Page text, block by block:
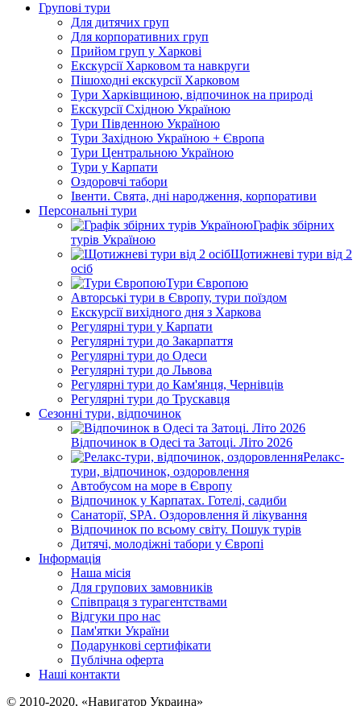
Групові тури
Для дитячих груп
Для корпоративних груп
Прийом груп у Харкові
Екскурсії Харковом та навкруги
Пішоходні екскурсії Харковом
Тури Харківщиною, відпочинок на природі
Екскурсії Східною Україною
Тури Південною Україною
Тури Західною Україною + Європа
Тури Центральною Україною
Тури у Карпати
Оздоровчі табори
Івенти. Свята, дні народження, корпоративи
Персональні тури
Графік збірних
турів Україною
Щотижневі тури від 2
осіб
Тури Європою
Авторські тури в Європу, тури поїздом
Екскурсії вихідного дня з Харкова
Регулярні тури у Карпати
Регулярні тури до Закарпаття
Регулярні тури до Одеси
Регулярні тури до Львова
Регулярні тури до Кам'янця, Чернівців
Регулярні тури до Трускавця
Сезонні тури, відпочинок
Відпочинок в Одесі та Затоці. Літо 2026
Релакс-
тури, відпочинок, оздоровлення
Автобусом на море в Європу
Відпочинок у Карпатах. Готелі, садиби
Санаторії, SPA. Оздоровлення й лікування
Відпочинок по всьому світу. Пошук турів
Дитячі, молодіжні табори у Європі
Інформація
Наша місія
Для групових замовників
Співпраця з турагентствами
Відгуки про нас
Пам'ятки України
Подарункові сертифікати
Публічна оферта
Наші контакти
© 2010-2020, «Навигатор Украина»